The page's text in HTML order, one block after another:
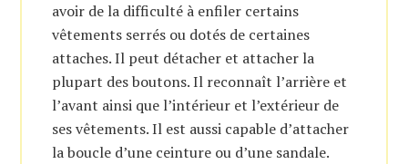
avoir de la difficulté à enfiler certains
vêtements serrés ou dotés de certaines
attaches. Il peut détacher et attacher la
plupart des boutons. Il reconnaît l’arrière et
l’avant ainsi que l’intérieur et l’extérieur de
ses vêtements. Il est aussi capable d’attacher
la boucle d’une ceinture ou d’une sandale.